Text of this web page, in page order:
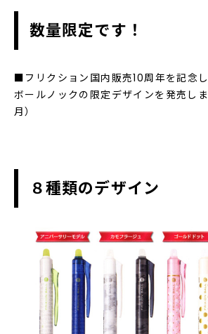
数量限定です！
■フリクション国内販売10周年を記念
ボールノックの限定デザインを発売し
月）
８種類のデザイン